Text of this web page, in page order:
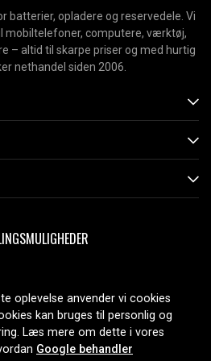
batterier, opladere og reservedele. Vi
mobiltelefoner, computere, værktøj,
– altid til skarpe priser og med hurtig
nethandel siden 2006.
oplevelse anvender vi cookies
kan bruges til personlig og
Læs mere om dette i vores
Google behandler